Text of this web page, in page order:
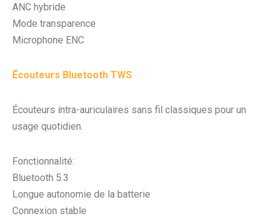
ANC hybride
Mode transparence
Microphone ENC
Écouteurs Bluetooth TWS
Écouteurs intra-auriculaires sans fil classiques pour un
usage quotidien.
Fonctionnalité:
Bluetooth 5.3
Longue autonomie de la batterie
Connexion stable